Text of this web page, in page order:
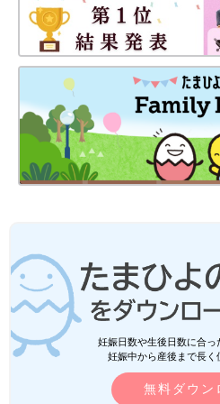
妊娠日数や生後日数に合っ
妊娠中から産後まで長く
無料ダウン